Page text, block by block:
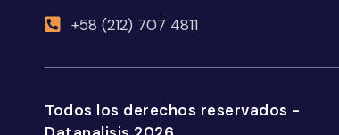
+58 (212) 707 4811
Todos los derechos reservados -